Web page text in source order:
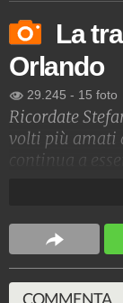
La
Orlando
29.245 - 15 foto
Ricordate
volti più amati
continua a
Stile e
1.515.257.296
COMMENTA